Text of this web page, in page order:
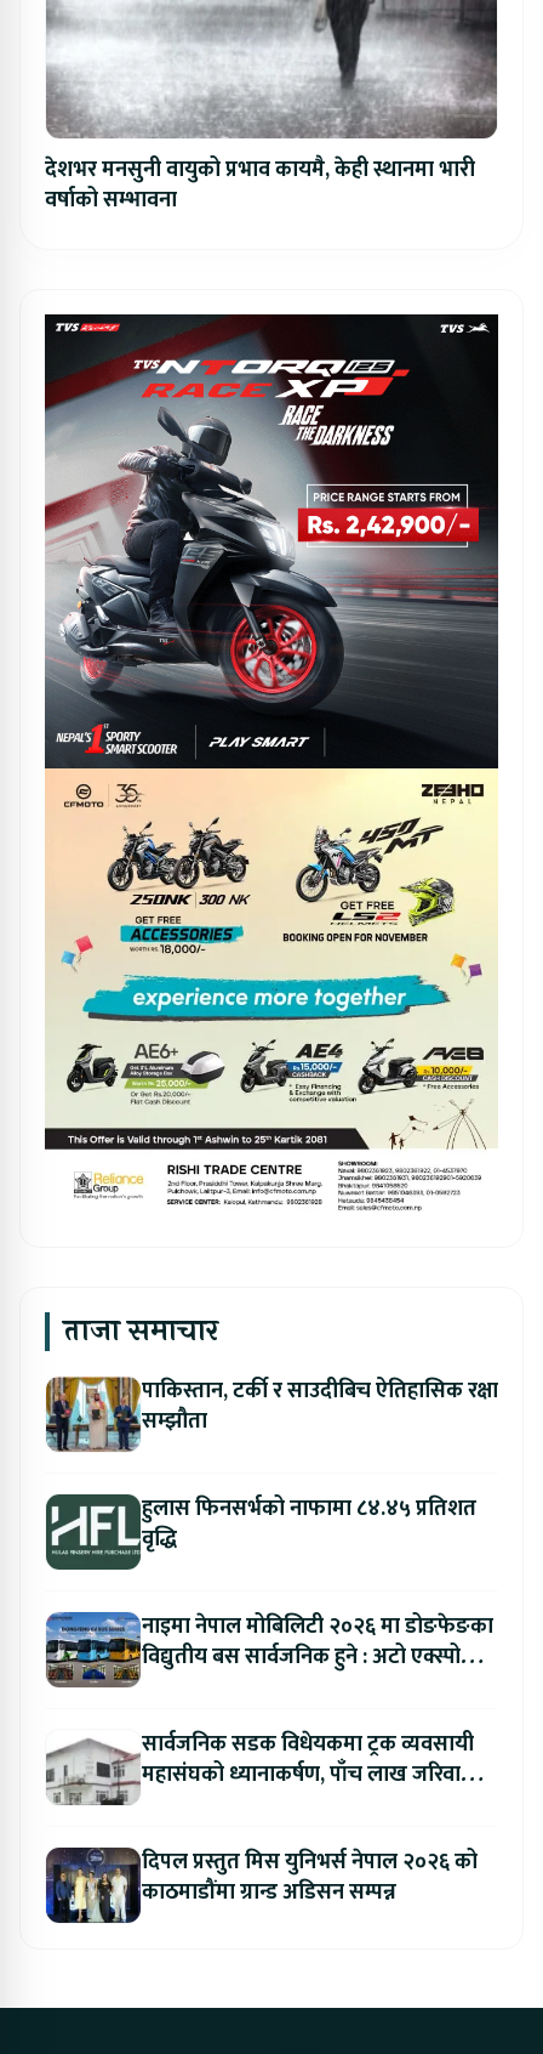
देशभर मनसुनी वायुको प्रभाव कायमै, केही स्थानमा भारी
वर्षाको सम्भावना
ताजा समाचार
पाकिस्तान, टर्की र साउदीबिच ऐतिहासिक रक्षा
सम्झौता
हुलास फिनसर्भको नाफामा ८४.४५ प्रतिशत
वृद्धि
नाइमा नेपाल मोबिलिटी २०२६ मा डोङफेङका
विद्युतीय बस सार्वजनिक हुने : अटो एक्स्पोमा
सार्वजनिक सडक विधेयकमा ट्रक व्यवसायी
महासंघको ध्यानाकर्षण, पाँच लाख जरिवाना
दिपल प्रस्तुत मिस युनिभर्स नेपाल २०२६ को
काठमाडौंमा ग्रान्ड अडिसन सम्पन्न